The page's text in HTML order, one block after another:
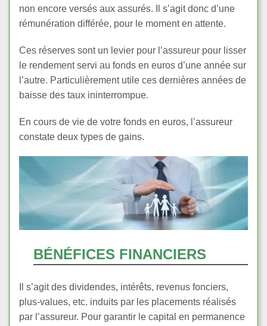
non encore versés aux assurés. Il s’agit donc d’une
rémunération différée, pour le moment en attente.
Ces réserves sont un levier pour l’assureur pour lisser
le rendement servi au fonds en euros d’une année sur
l’autre. Particulièrement utile ces dernières années de
baisse des taux ininterrompue.
En cours de vie de votre fonds en euros, l’assureur
constate deux types de gains.
BÉNÉFICES FINANCIERS
Il s’agit des dividendes, intérêts, revenus fonciers,
plus-values, etc. induits par les placements réalisés
par l’assureur. Pour garantir le capital en permanence